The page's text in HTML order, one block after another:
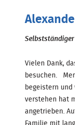
Vielen Dank,
besuchen.
begeistern und
verstehen hat
angetrieben.
Familie mit